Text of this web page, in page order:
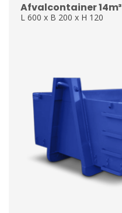
Afvalcontainer 14m³
L 600 x B 200 x H 120